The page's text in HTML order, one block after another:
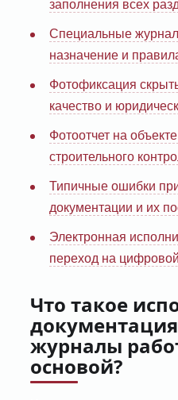
заполнения всех
Специальные
назначение и
Фотофиксация
качество и
Фотоотчет на
строительного
Типичные ошибки
документации и их
Электронная
переход на
Что такое
журналы
основой?